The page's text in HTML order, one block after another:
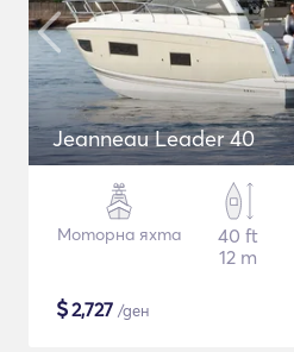
Jeanneau Leader 40
Моторна яхта
40 ft
12 m
$2,727 /ден